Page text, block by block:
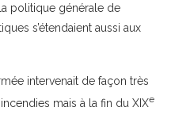
politique générale de
s’étendaient aussi aux
intervenait de façon très
mais à la fin du XIXe